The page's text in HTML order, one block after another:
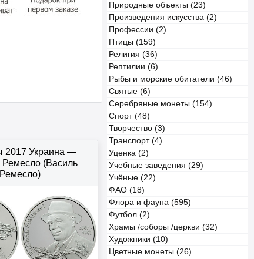
Природные объекты (23)
Произведения искусства (2)
Профессии (2)
Птицы (159)
Религия (36)
Рептилии (6)
Рыбы и морские обитатели (46)
Святые (6)
Серебряные монеты (154)
Спорт (48)
Творчество (3)
Транспорт (4)
Уценка (2)
Учебные заведения (29)
Учёные (22)
ФАО (18)
Флора и фауна (595)
Футбол (2)
Храмы /соборы /церкви (32)
Художники (10)
Цветные монеты (26)
2017 Украина —
Ремесло (Василь
Ремесло)